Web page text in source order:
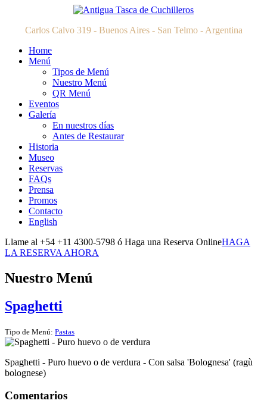
Carlos Calvo 319 - Buenos Aires - San Telmo - Argentina
Home
Menú
Tipos de Menú
Nuestro Menú
QR Menú
Eventos
Galería
En nuestros días
Antes de Restaurar
Historia
Museo
Reservas
FAQs
Prensa
Promos
Contacto
English
Llame al +54 +11 4300-5798 ó Haga una Reserva OnlineHAGA
LA RESERVA AHORA
Nuestro Menú
Spaghetti
Tipo de Menú: Pastas
Spaghetti - Puro huevo o de verdura - Con salsa 'Bolognesa' (ragù
bolognese)
Comentarios